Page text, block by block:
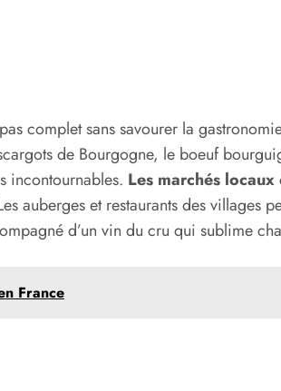
complet sans savourer la
de Bourgogne, le boeuf
incontournables. Les marchés
auberges et restaurants des villages
d’un vin du cru qui sublime
France